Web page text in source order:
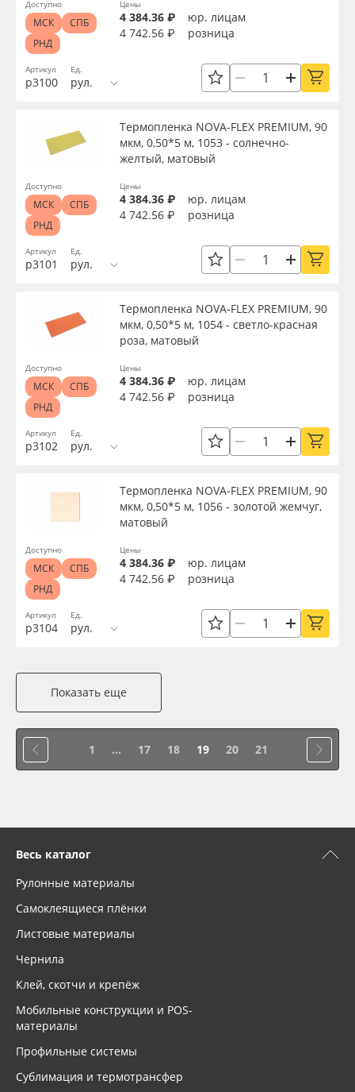
Артикул
р3100
Ед.
рул.
Цены
4 384.36 ₽
юр. лицам
4 742.56 ₽
розница
Доступно
МСК
СПБ
РНД
Артикул
р3101
Термопленка NOVA-FLEX PREMIUM, 90
мкм, 0,50*5 м, 1053 - солнечно-
желтый, матовый
Ед.
рул.
Цены
4 384.36 ₽
юр. лицам
4 742.56 ₽
розница
Доступно
МСК
СПБ
РНД
Артикул
р3102
Термопленка NOVA-FLEX PREMIUM, 90
мкм, 0,50*5 м, 1054 - светло-красная
роза, матовый
Ед.
рул.
Цены
4 384.36 ₽
юр. лицам
4 742.56 ₽
розница
Доступно
МСК
СПБ
РНД
Артикул
р3104
Термопленка NOVA-FLEX PREMIUM, 90
мкм, 0,50*5 м, 1056 - золотой жемчуг,
матовый
Ед.
рул.
Цены
4 384.36 ₽
юр. лицам
4 742.56 ₽
розница
Доступно
МСК
СПБ
РНД
Показать еще
1 ... 17 18 19 20 21
Весь каталог
Рулонные материалы
Самоклеящиеся плёнки
Листовые материалы
Чернила
Клей, скотчи и крепёж
Мобильные конструкции и POS-
материалы
Профильные системы
Сублимация и термотрансфер